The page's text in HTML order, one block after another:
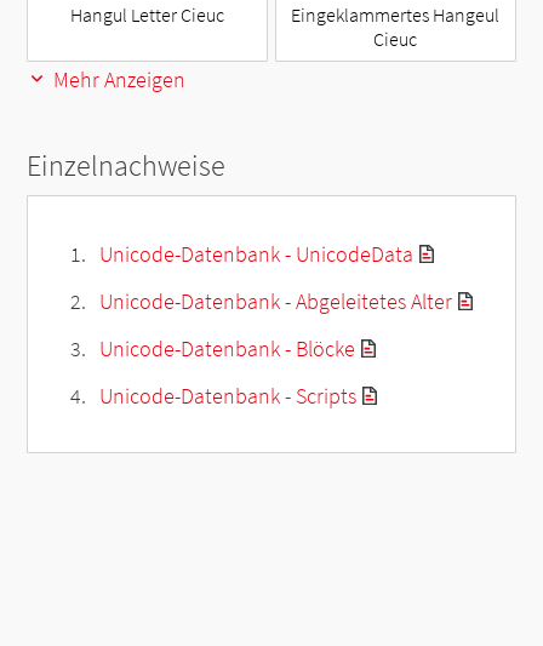
Hangul Letter Cieuc
Eingeklammertes Hangeul
Cieuc
Mehr Anzeigen
Einzelnachweise
Unicode-Datenbank - UnicodeData
Unicode-Datenbank - Abgeleitetes Alter
Unicode-Datenbank - Blöcke
Unicode-Datenbank - Scripts